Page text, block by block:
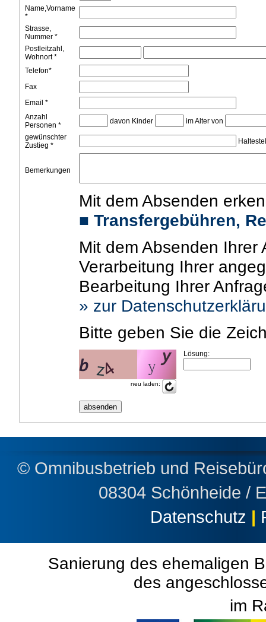
Name,Vorname
*
Strasse,
Nummer *
Postleitzahl,
Wohnort *
Telefon*
Fax
Email *
Anzahl
Personen *
davon Kinder
im Alter von
gewünschter
Zustieg *
Bemerkungen
Mit dem Absenden
■ Transfergebühren,
Mit dem Absenden
Verarbeitung Ihrer
Bearbeitung Ihrer
» zur
Bitte geben Sie die
neu laden:
Lösung:
© Omnibusbetrieb und
08304 Schönheide /
Datenschutz |
Sanierung des ehemaligen
des
im